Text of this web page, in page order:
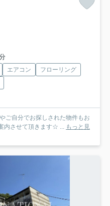
エアコン
フローリング
ご自分でお探しされた物件もお
内させて頂きます☆ ... もっと見